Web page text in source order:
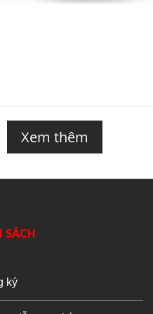
Xem thêm
SÁCH
ký